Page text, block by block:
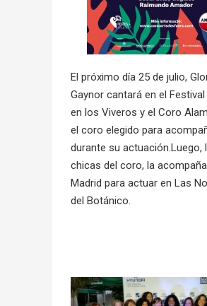
El próximo día 25 de julio,
Gaynor cantará en el
en los Viveros y el Coro
el coro elegido para
durante su actuación.Luego,
chicas del coro, la
Madrid para actuar en Las
del Botánico.